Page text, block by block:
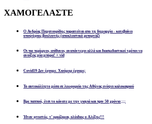
ΧΑΜΟΓΕΛΑΣΤΕ
Ο Ανδρέας Παχατουρίδης παραιτείται απο τη δημαρχία - κατεβαίνει
υποψήφιος βουλευτής (αποκλειστικό ρεπορτάζ)
Οι πιο περίεργοι, απίθανοι, αναπάντεχοι αλλά και διασκεδαστικοί τρόποι να
ανοίξεις μία μπύρα! + vid
Covid19 Δεν έχουμε. Χιούμορ έχουμε;
Το αυτοκόλλητο μέσα σε λεωφορείο της Αθήνας ενόψει καλοκαιριού
Βρε παππού, έτσι το κάνατε με την γιαγιά και πριν 50 χρόνια ;;;
Ήταν φτυστός, τ’ ορκίζομαι, ολόιδιος ο Αλέξης!!!